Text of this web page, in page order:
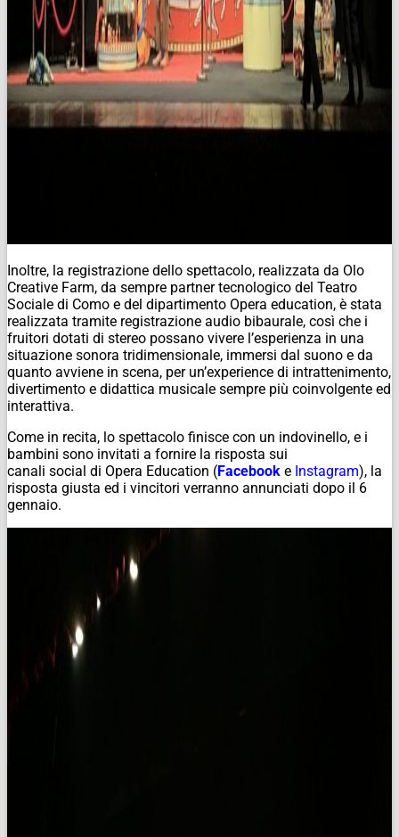
Inoltre, la registrazione dello spettacolo, realizzata da Olo
Creative Farm, da sempre partnertecnologico del Teatro
Sociale di Como e del dipartimento Opera education, è stata
realizzata tramite registrazione audio bibaurale, così che i
fruitori dotati di stereo possano vivere l’esperienza in una
situazione sonora tridimensionale, immersi dal suono e da
quanto avviene in scena, per un’experience di intrattenimento,
divertimento e didattica musicale sempre più coinvolgente ed
interattiva.
Come in recita, lo spettacolo finisce con un indovinello, e i
bambini sono invitati a fornire la risposta sui
canali social di Opera Education (Facebook e Instagram), la
risposta giusta ed i vincitori verranno annunciati dopo il 6
gennaio.